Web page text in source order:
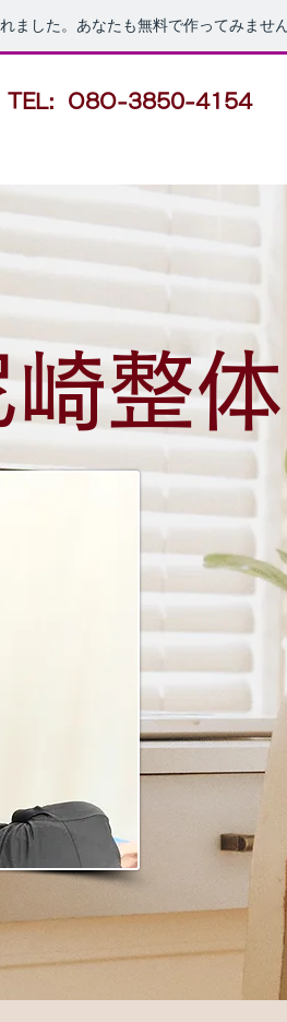
ました。あなたも無料で作ってみませ
TEL: O8O-3850-4154
整